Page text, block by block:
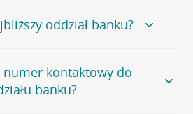
oddział banku?
naszego banku, zapraszamy na
, na której znajduje się
numer kontaktowy do
banku?